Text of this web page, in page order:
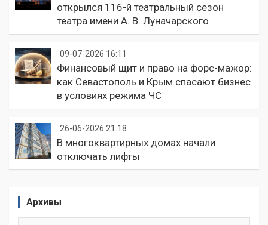
открылся 116-й театральный сезон
театра имени А. В. Луначарского
09-07-2026 16:11
Финансовый щит и право на форс-мажор:
как Севастополь и Крым спасают бизнес
в условиях режима ЧС
26-06-2026 21:18
В многоквартирных домах начали
отключать лифты
Архивы